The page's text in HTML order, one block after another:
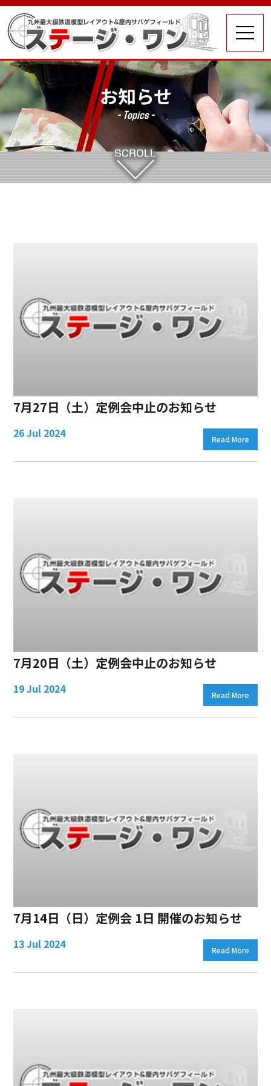
お知らせ
- Topics -
7月27日（土）定例会中止のお知らせ
26 Jul 2024 Read More
7月20日（土）定例会中止のお知らせ
19 Jul 2024 Read More
7月14日（日）定例会 1日 開催のお知らせ
13 Jul 2024 Read More